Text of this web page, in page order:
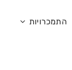
התמכרויות